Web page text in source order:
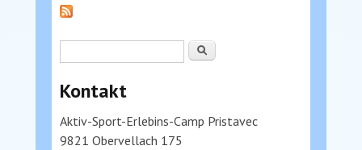
Suche
Kontakt
Aktiv-Sport-Erlebins-Camp Pristavec
9821 Obervellach 175